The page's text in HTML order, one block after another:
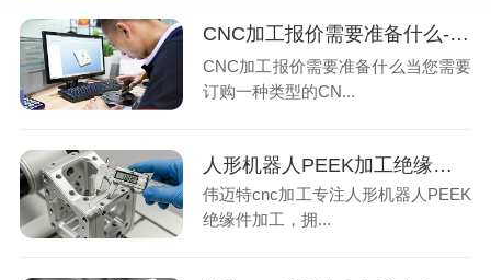
CNC加工报价需要准备什么-深圳伟迈特
CNC加工报价需要准备什么当您需要
订购一种类型的CN...
人形机器人PEEK加工绝缘件变形案例：厂家用5项指标精准解决
伟迈特cnc加工专注人形机器人PEEK
绝缘件加工，拥...